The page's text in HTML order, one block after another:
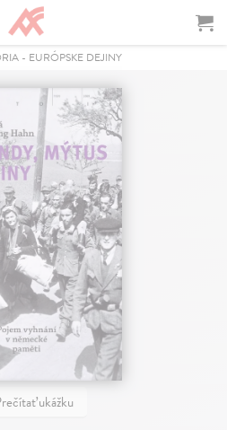
- EURÓPSKE DEJINY
ukážku